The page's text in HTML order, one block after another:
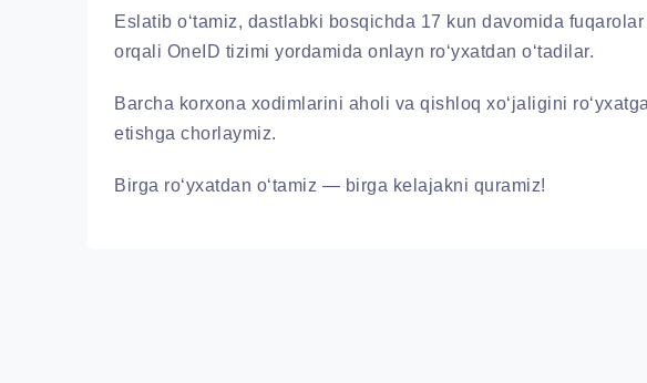
Eslatib o‘tamiz, dastlabki bosqichda 17 kun davomida
orqali OneID tizimi yordamida onlayn ro‘yxatdan o‘tadilar.
Barcha korxona xodimlarini aholi va qishloq xo‘jaligini
etishga chorlaymiz.
Birga ro‘yxatdan o‘tamiz — birga kelajakni quramiz!